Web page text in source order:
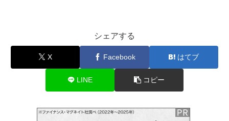
シェアする
X Facebook はてブ
LINE コピー